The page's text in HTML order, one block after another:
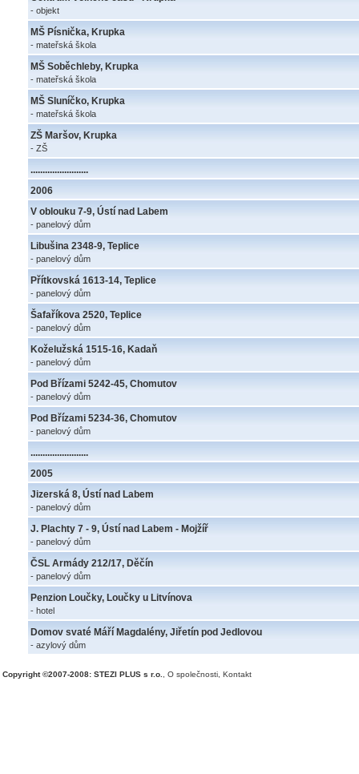
- objekt
MŠ Písnička, Krupka
- mateřská škola
MŠ Soběchleby, Krupka
- mateřská škola
MŠ Sluníčko, Krupka
- mateřská škola
ZŠ Maršov, Krupka
- ZŠ
........................
2006
V oblouku 7-9, Ústí nad Labem
- panelový dům
Libušina 2348-9, Teplice
- panelový dům
Přítkovská 1613-14, Teplice
- panelový dům
Šafaříkova 2520, Teplice
- panelový dům
Koželužská 1515-16, Kadaň
- panelový dům
Pod Břízami 5242-45, Chomutov
- panelový dům
Pod Břízami 5234-36, Chomutov
- panelový dům
........................
2005
Jizerská 8, Ústí nad Labem
- panelový dům
J. Plachty 7 - 9, Ústí nad Labem - Mojžíř
- panelový dům
ČSL Armády 212/17, Děčín
- panelový dům
Penzion Loučky, Loučky u Litvínova
- hotel
Domov svaté Máří Magdalény, Jiřetín pod Jedlovou
- azylový dům
Copyright ©2007-2008: STEZI PLUS s r.o. O společnosti Kontakt